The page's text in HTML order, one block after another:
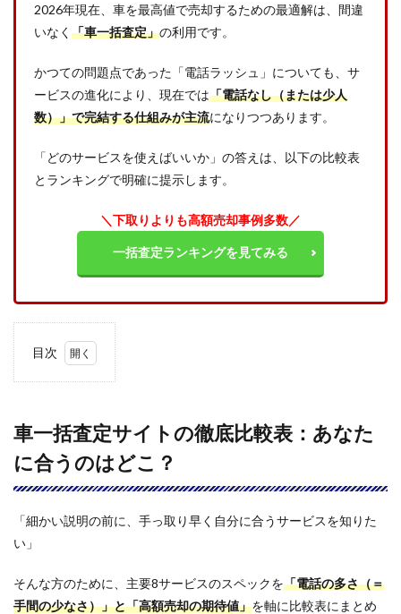
2026年現在、車を最高値で売却するための最適解は、間違
いなく 「車一括査定」の利用です。
かつての問題点であった「電話ラッシュ」についても、サ
ービスの進化により、現在では「電話なし（または少人
数）」で完結する仕組みが主流になりつつあります。
「どのサービスを使えばいいか」の答えは、以下の比較表
とランキングで明確に提示します。
＼下取りよりも高額売却事例多数／
一括査定ランキングを見てみる
目次
定サ
イト
の徹
底比
較
あな
合う
ど
こ？
車一括査定サイトの徹底比較表：あなた
に合うのはどこ？
「細かい説明の前に、手っ取り早く自分に合うサービスを知りた
い」
そんな方のために、主要8サービスのスペックを「電話の多さ（＝
手間の少なさ）」と「高額売却の期待値」を軸に比較表にまとめ